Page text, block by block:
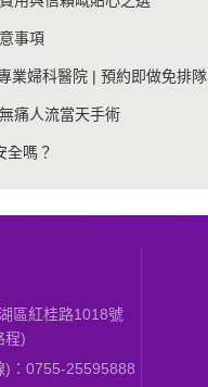
事項
業婦科醫院 | 預約即做免排隊
痛人流當天手術
全嗎？
區紅桂路1018號
程)
)：0755-25595888